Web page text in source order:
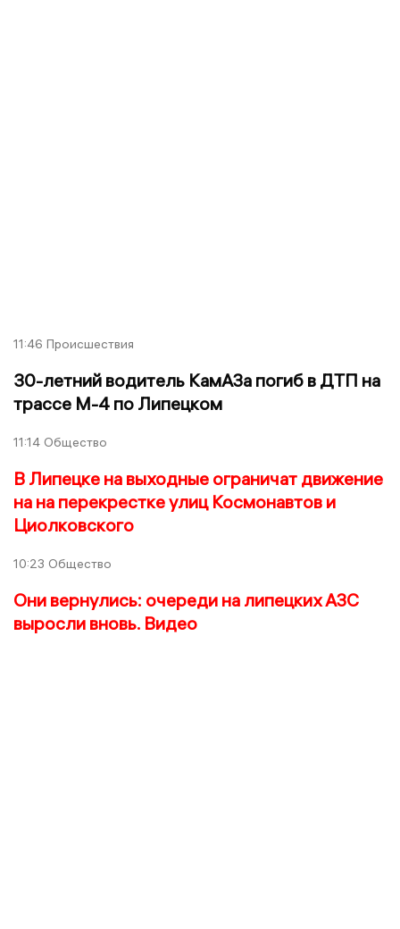
11:46 Происшествия
30-летний водитель КамАЗа погиб в ДТП на
трассе М-4 по Липецком
11:14 Общество
В Липецке на выходные ограничат движение
на на перекрестке улиц Космонавтов и
Циолковского
10:23 Общество
Они вернулись: очереди на липецких АЗС
выросли вновь. Видео